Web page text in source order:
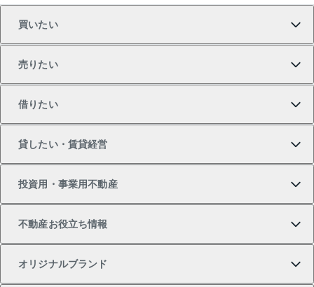
買いたい
新築・分譲マンションの購入
中古マンションの購入
売りたい
マンションの売却・査定
一戸建ての売却・査定
借りたい
借りたいTOP
物件を借りる
貸したい・賃貸経営
貸したいTOP
投資用・事業用不動産
不動産お役立ち情報
オリジナルブランド